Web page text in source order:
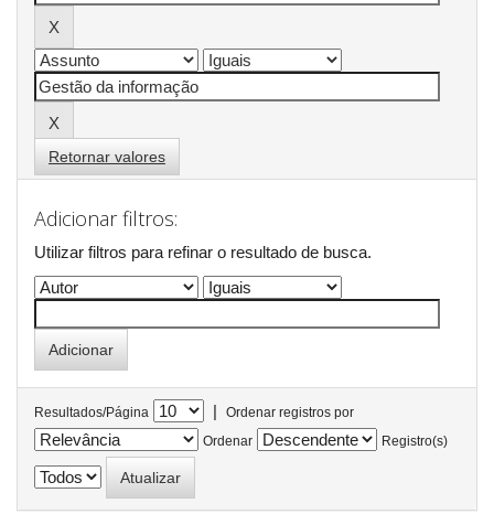
Retornar valores
Adicionar filtros:
Utilizar filtros para refinar o resultado de busca.
Resultados/Página |
Ordenar registros por
Ordenar
Registro(s)